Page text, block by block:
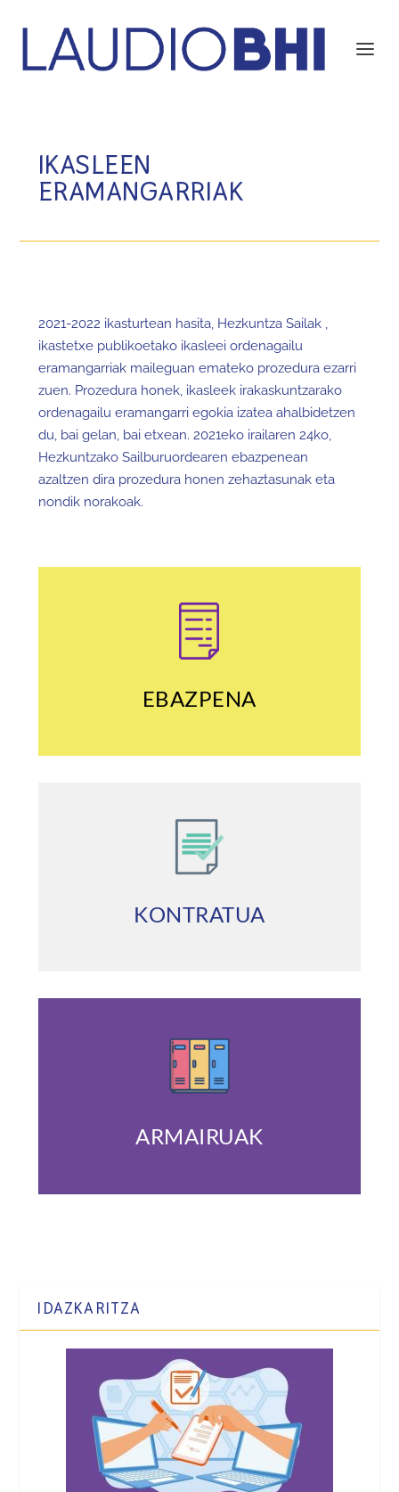
IKASLEEN
ERAMANGARRIAK
2021-2022 ikasturtean hasita, Hezkuntza Sailak ,
ikastetxe publikoetako ikasleei ordenagailu
eramangarriak maileguan emateko prozedura ezarri
zuen. Prozedura honek, ikasleek irakaskuntzarako
ordenagailu eramangarri egokia izatea ahalbidetzen
du, bai gelan, bai etxean. 2021eko irailaren 24ko,
Hezkuntzako Sailburuordearen ebazpenean
azaltzen dira prozedura honen zehaztasunak eta
nondik norakoak.
EBAZPENA
KONTRATUA
ARMAIRUAK
IDAZKARITZA